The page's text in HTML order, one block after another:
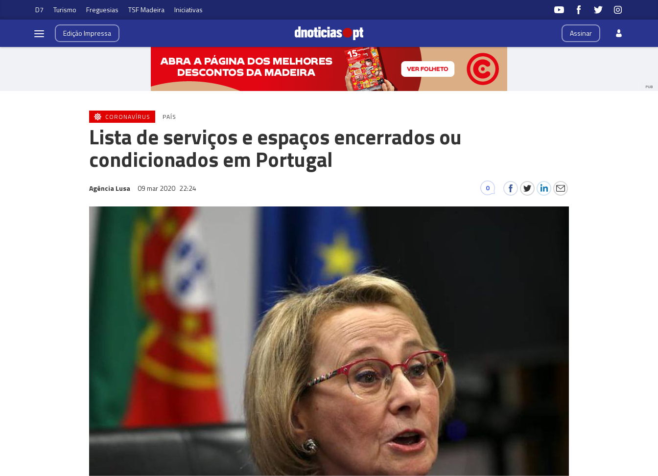
D7 Turismo Freguesias TSF Madeira Iniciativas
Assinar
EdiçãoImpressa
PUB
CORONAVÍRUS PAÍS
Lista de serviços e espaços encerrados ou
condicionados em Portugal
Agência Lusa 09 mar 2020 22:24 0